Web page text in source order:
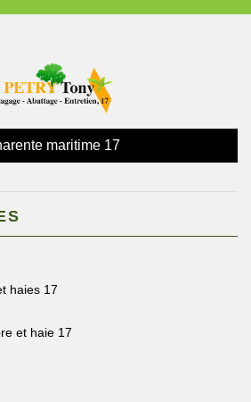
maritime 17
haies 17
et haie 17